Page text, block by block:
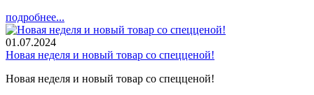
подробнее...
01.07.2024
Новая неделя и новый товар со спецценой!
Новая неделя и новый товар со спецценой!